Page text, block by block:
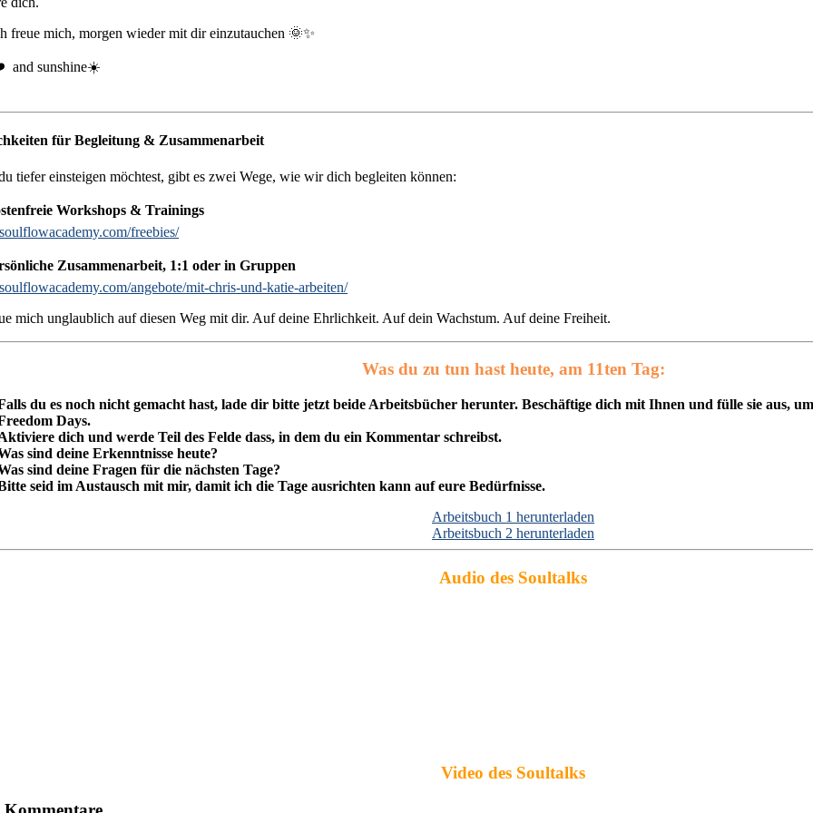
freue mich, morgen wieder mit dir einzutauchen 🌞✨
and sunshine☀️
für Begleitung & Zusammenarbeit
tiefer einsteigen möchtest, gibt es zwei Wege, wie wir dich begleiten können:
Workshops & Trainings
freebies/
Zusammenarbeit, 1:1 oder in Gruppen
angebote/mit-chris-und-katie-arbeiten/
mich unglaublich auf diesen Weg mit dir. Auf deine Ehrlichkeit. Auf dein Wachstum. Auf deine Freiheit.
Was du zu tun hast heute, am 11ten Tag:
du es noch nicht gemacht hast, lade dir bitte jetzt beide Arbeitsbücher herunter. Beschäftige dich mit Ihnen und fülle sie aus,
Days.
dich und werde Teil des Felde dass, in dem du ein Kommentar schreibst.
sind deine Erkenntnisse heute?
sind deine Fragen für die nächsten Tage?
seid im Austausch mit mir, damit ich die Tage ausrichten kann auf eure Bedürfnisse.
Arbeitsbuch 1 herunterladen
Arbeitsbuch 2 herunterladen
Audio des Soultalks
Video des Soultalks